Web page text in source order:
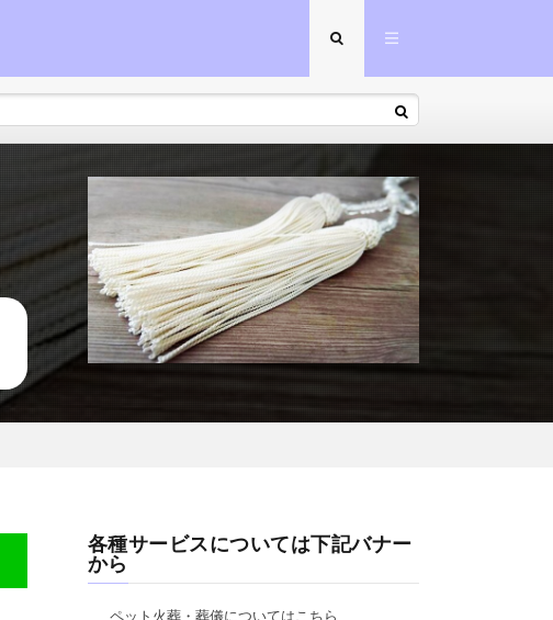
各種サービスについては下記バナー
から
ペット火葬・葬儀についてはこちら